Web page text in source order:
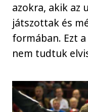
azokra, akik az
játszottak és
formában. Ezt
nem tudtuk